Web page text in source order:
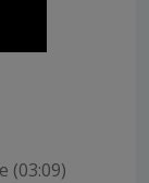
(03:09)